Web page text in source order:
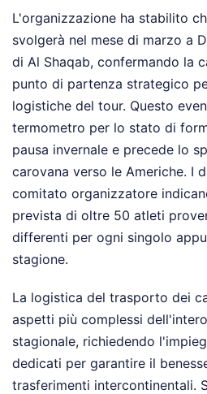
L'organizzazione ha stabilito
svolgerà nel mese di marzo a
di Al Shaqab, confermando la
punto di partenza strategico
logistiche del tour. Questo
termometro per lo stato di
pausa invernale e precede lo
carovana verso le Americhe. I
comitato organizzatore
prevista di oltre 50 atleti
differenti per ogni singolo
stagione.
La logistica del trasporto dei
aspetti più complessi
stagionale, richiedendo
dedicati per garantire il
trasferimenti intercontinentali.